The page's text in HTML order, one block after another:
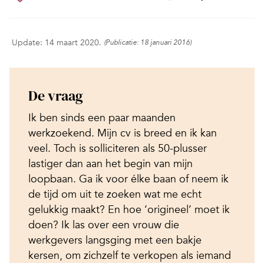
Update: 14 maart 2020. (Publicatie: 18 januari 2016)
De vraag
Ik ben sinds een paar maanden
werkzoekend. Mijn cv is breed en ik kan
veel. Toch is solliciteren als 50-plusser
lastiger dan aan het begin van mijn
loopbaan. Ga ik voor élke baan of neem ik
de tijd om uit te zoeken wat me echt
gelukkig maakt? En hoe ‘origineel’ moet ik
doen? Ik las over een vrouw die
werkgevers langsging met een bakje
kersen, om zichzelf te verkopen als iemand